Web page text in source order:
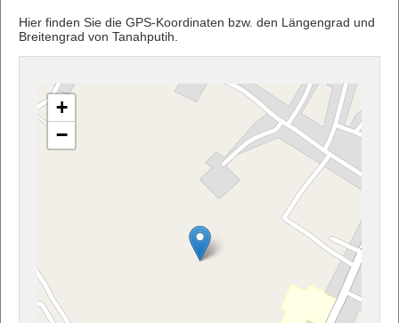
Hier finden Sie die GPS-Koordinaten bzw. den Längengrad und
Breitengrad von Tanahputih.
+
−